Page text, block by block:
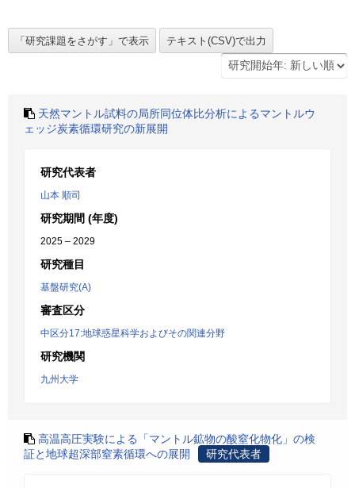
天然マントル試料の局所同位体比分析によるマントルウ
ェッジ炭素循環研究の新展開
研究代表者
山本 順司
研究期間 (年度)
2025 – 2029
研究種目
基盤研究(A)
審査区分
中区分17:地球惑星科学およびその関連分野
研究機関
九州大学
高温高圧実験による「マントル鉱物の酸窒化物化」の検
証と地球超深部窒素循環への展開
研究代表者